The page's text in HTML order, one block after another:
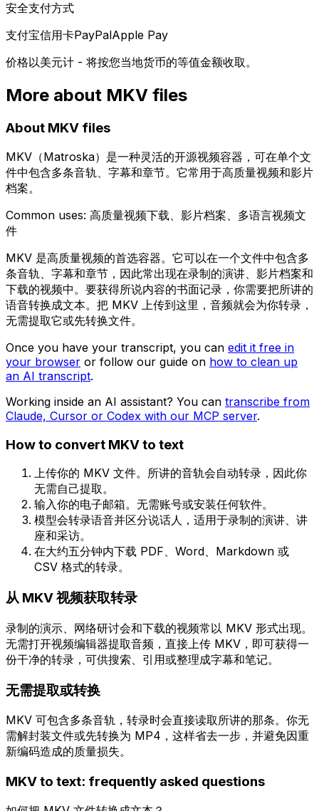
安全支付方式
支付宝信用卡PayPalApple Pay
价格以美元计 - 将按您当地货币的等值金额收取。
More about MKV files
About MKV files
MKV（Matroska）是一种灵活的开源视频容器，可在单个文
件中包含多条音轨、字幕和章节。它常用于高质量视频和影片
档案。
Common uses: 高质量视频下载、影片档案、多语言视频文
件
MKV 是高质量视频的首选容器。它可以在一个文件中包含多
条音轨、字幕和章节，因此常出现在录制的演讲、影片档案和
下载的视频中。要获得所说内容的书面记录，你需要把所讲的
语音转换成文本。把 MKV 上传到这里，音频就会为你转录，
无需提取它或先转换文件。
Once you have your transcript, you can edit it free in
your browser or follow our guide on how to clean up
an AI transcript.
Working inside an AI assistant? You can transcribe from
Claude, Cursor or Codex with our MCP server.
How to convert MKVto text
上传你的 MKV 文件。所讲的音轨会自动转录，因此你
无需自己提取。
输入你的电子邮箱。无需账号或安装任何软件。
模型会转录语音并区分说话人，适用于录制的演讲、讲
座和采访。
在大约五分钟内下载 PDF、Word、Markdown 或
CSV 格式的转录。
从 MKV 视频获取转录
录制的演示、网络研讨会和下载的视频常以 MKV 形式出现。
无需打开视频编辑器提取音频，直接上传 MKV，即可获得一
份干净的转录，可供搜索、引用或整理成字幕和笔记。
无需提取或转换
MKV 可包含多条音轨，转录时会直接读取所讲的那条。你无
需解封装文件或先转换为 MP4，这样省去一步，并避免因重
新编码造成的质量损失。
MKVto text: frequently asked questions